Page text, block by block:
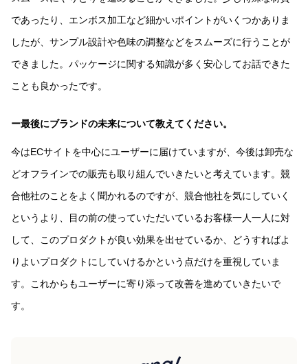
であったり、エンボス加工など細かいポイントがいくつかありま
したが、サンプル設計や色味の調整などをスムーズに行うことが
できました。パッケージに関する知識が多く安心してお話できた
ことも良かったです。
ー最後にブランドの未来について教えてください。
今はECサイトを中心にユーザーに届けていますが、今後は卸売な
どオフラインでの販売も取り組んでいきたいと考えています。競
合他社のことをよく聞かれるのですが、競合他社を気にしていく
というより、目の前の使っていただいているお客様一人一人に対
して、このプロダクトが良い効果を出せているか、どうすればよ
りよいプロダクトにしていけるかという点だけを重視していま
す。これからもユーザーに寄り添って改善を進めていきたいで
す。